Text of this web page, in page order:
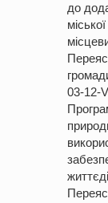
до
03-12-